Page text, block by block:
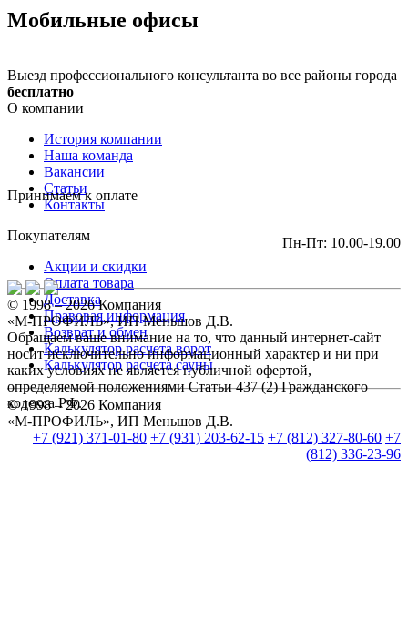
Мобильные офисы
Выезд профессионального консультанта во все районы города
бесплатно
О компании
История компании
Наша команда
Вакансии
Статьи
Контакты
Покупателям
Акции и скидки
Оплата товара
Доставка
Правовая информация
Возврат и обмен
Калькулятор расчета ворот
Калькулятор расчета сауны
© 1998 – 2026 Компания
«М-ПРОФИЛЬ», ИП Меньшов Д.В.
+7 (921) 371-01-80 +7 (931) 203-62-15 +7 (812) 327-80-60 +7
(812) 336-23-96
Принимаем к оплате
Пн-Пт: 10.00-19.00
© 1998 – 2026 Компания
«М-ПРОФИЛЬ», ИП Меньшов Д.В.
Обращаем ваше внимание на то, что данный интернет-сайт
носит исключительно информационный характер и ни при
каких условиях не является публичной офертой,
определяемой положениями Статьи 437 (2) Гражданского
кодекса РФ.